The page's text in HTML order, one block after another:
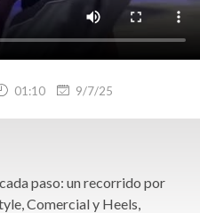
01:10 9/7/25
paso: un recorrido por
Comercial y Heels,